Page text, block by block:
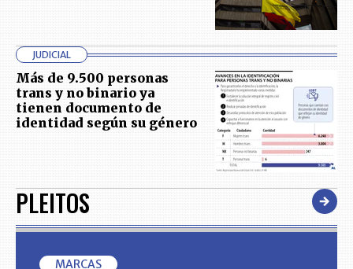
JUDICIAL
Más de 9.500 personas
trans y no binario ya
tienen documento de
identidad según su género
PLEITOS
MARCAS